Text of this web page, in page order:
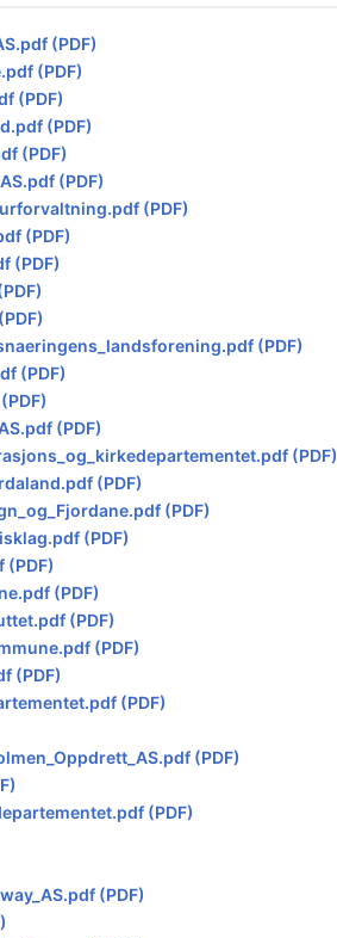
(PDF)
(PDF)
(PDF)
(PDF)
(PDF)
(PDF)
(PDF)
(PDF)
(PDF)
(PDF)
(PDF)
(PDF)
(PDF)
(PDF)
(PDF)
(PDF)
(PDF)
(PDF)
(PDF)
(PDF)
(PDF)
(PDF)
(PDF)
(PDF)
(PDF)